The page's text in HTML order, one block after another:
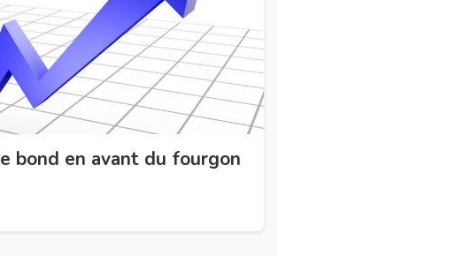
bond en avant du fourgon